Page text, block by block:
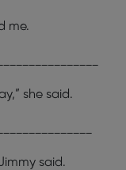
me.
she said.
said.